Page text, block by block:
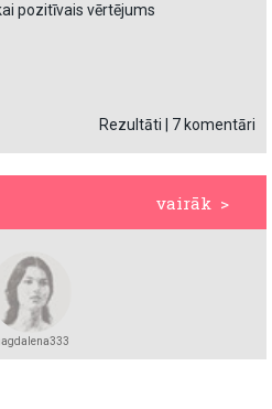
pozitīvais vērtējums
Rezultāti 7 komentāri
vairāk >